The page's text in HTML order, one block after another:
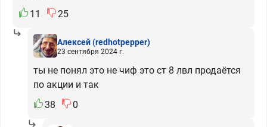
11
25
Алексей(redhotpepper)
23 сентября 2024 г.
ты не понял это не чиф это ст 8 лвл продаётся
по акции и так
38
0